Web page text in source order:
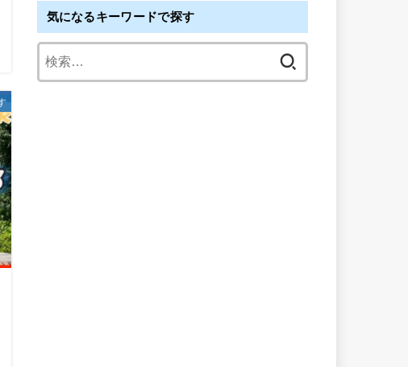
気になるキーワードで探す